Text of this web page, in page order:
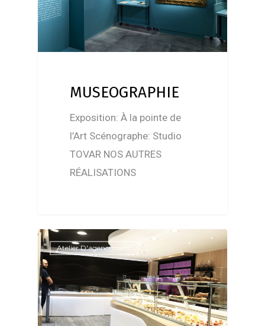
MUSEOGRAPHIE
Exposition: À la pointe de
l’Art Scénographe: Studio
TOVAR NOS AUTRES
RÉALISATIONS
Atelier D'agencement